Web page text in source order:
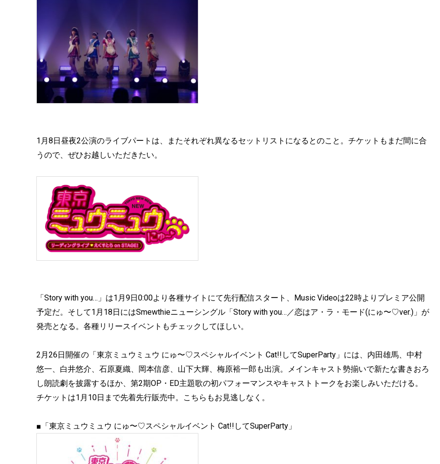
1月8日昼夜2公演のライブパートは、またそれぞれ異なるセットリストになるとのこと。チケットもまだ間に合
うので、ぜひお越しいただきたい。
「Story with you…」は1月9日0:00より各種サイトにて先行配信スタート、Music Videoは22時よりプレミア公開
予定だ。そして1月18日にはSmewthieニューシングル「Story with you…／恋はア・ラ・モード(にゅ〜♡ver.)」が
発売となる。各種リリースイベントもチェックしてほしい。
2月26日開催の「東京ミュウミュウ にゅ〜♡スペシャルイベント Cat!!してSuperParty」には、内田雄馬、中村
悠一、白井悠介、石原夏織、岡本信彦、山下大輝、梅原裕一郎も出演。メインキャスト勢揃いで新たな書きおろ
し朗読劇を披露するほか、第2期OP・ED主題歌の初パフォーマンスやキャストトークをお楽しみいただける。
チケットは1月10日まで先着先行販売中。こちらもお見逃しなく。
■「東京ミュウミュウ にゅ〜♡スペシャルイベント Cat!!してSuperParty」